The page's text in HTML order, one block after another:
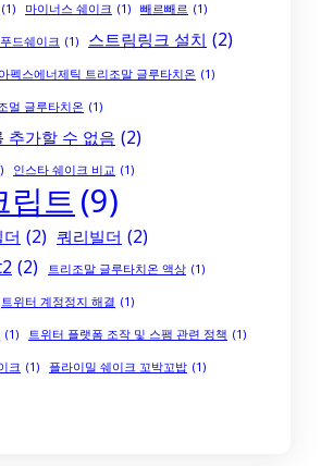
(1) 마이너스 쉐이크 (1) 빼르빼르 (1)
드쉐이크 (1) 스트림링크 설치 (2)
아펙스에너제틱 트리조말 글루타치온 (1)
멀 글루타치온 (1)
추가할 수 없음 (2)
인스타 쉐이크 비교 (1)
립트 (9)
(2) 쿼리빌더 (2)
(2) 트리조말 글루타치온 액상 (1)
트위터 계정정지 해결 (1)
(1) 트위터 플랫폼 조작 및 스팸 관련 정책 (1)
크 (1) 플라이밀 쉐이크 꼬박꼬밥 (1)